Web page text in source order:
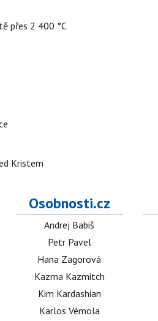
přes 2 400 °C
Kristem
Osobnosti.cz
Andrej Babiš
Petr Pavel
Hana Zagorová
Kazma Kazmitch
Kim Kardashian
Karlos Vémola